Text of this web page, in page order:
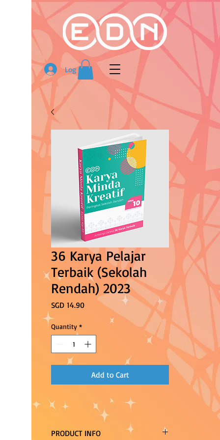
Log In
36 Karya Pelajar
Terbaik (Sekolah
Rendah) 2023
SGD 14.90Price
Quantity *
Add to Cart
PRODUCT INFO